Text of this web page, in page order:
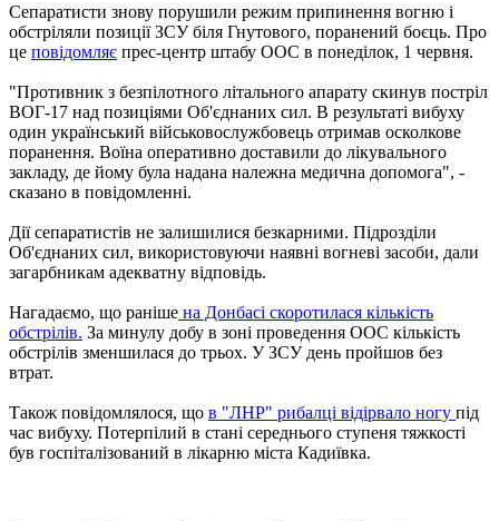
Сепаратисти знову порушили режим припинення вогню і
обстріляли позиції ЗСУ біля Гнутового, поранений боєць. Про
це повідомляє прес-центр штабу ООС в понеділок, 1 червня.
"Противник з безпілотного літального апарату скинув постріл
ВОГ-17 над позиціями Об'єднаних сил. В результаті вибуху
один український військовослужбовець отримав осколкове
поранення. Воїна оперативно доставили до лікувального
закладу, де йому була надана належна медична допомога", -
сказано в повідомленні.
Дії сепаратистів не залишилися безкарними. Підрозділи
Об'єднаних сил, використовуючи наявні вогневі засоби, дали
загарбникам адекватну відповідь.
Нагадаємо, що раніше на Донбасі скоротилася кількість
обстрілів. За минулу добу в зоні проведення ООС кількість
обстрілів зменшилася до трьох. У ЗСУ день пройшов без
втрат.
Також повідомлялося, що в "ЛНР" рибалці відірвало ногу під
час вибуху. Потерпілий в стані середнього ступеня тяжкості
був госпіталізований в лікарню міста Кадиївка.